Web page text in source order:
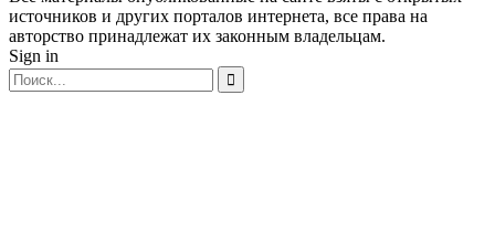
источников и других порталов интернета, все права на
авторство принадлежат их законным владельцам.
Sign in